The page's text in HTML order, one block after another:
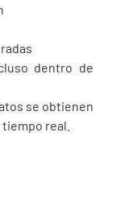
dentro de
se obtienen
real.